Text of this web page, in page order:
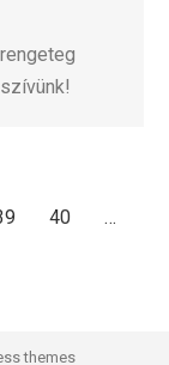
40
…
themes